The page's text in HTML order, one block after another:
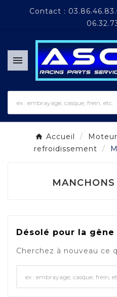
Contact :

Accueil Moteur
refroidissement
Désolé pour la gêne
Cherchez à nouveau ce